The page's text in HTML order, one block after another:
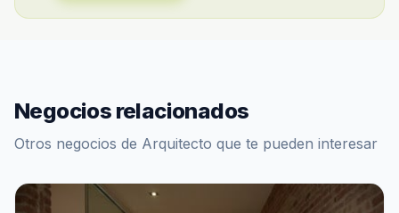
Negocios relacionados
Otros negocios de Arquitecto que te pueden interesar